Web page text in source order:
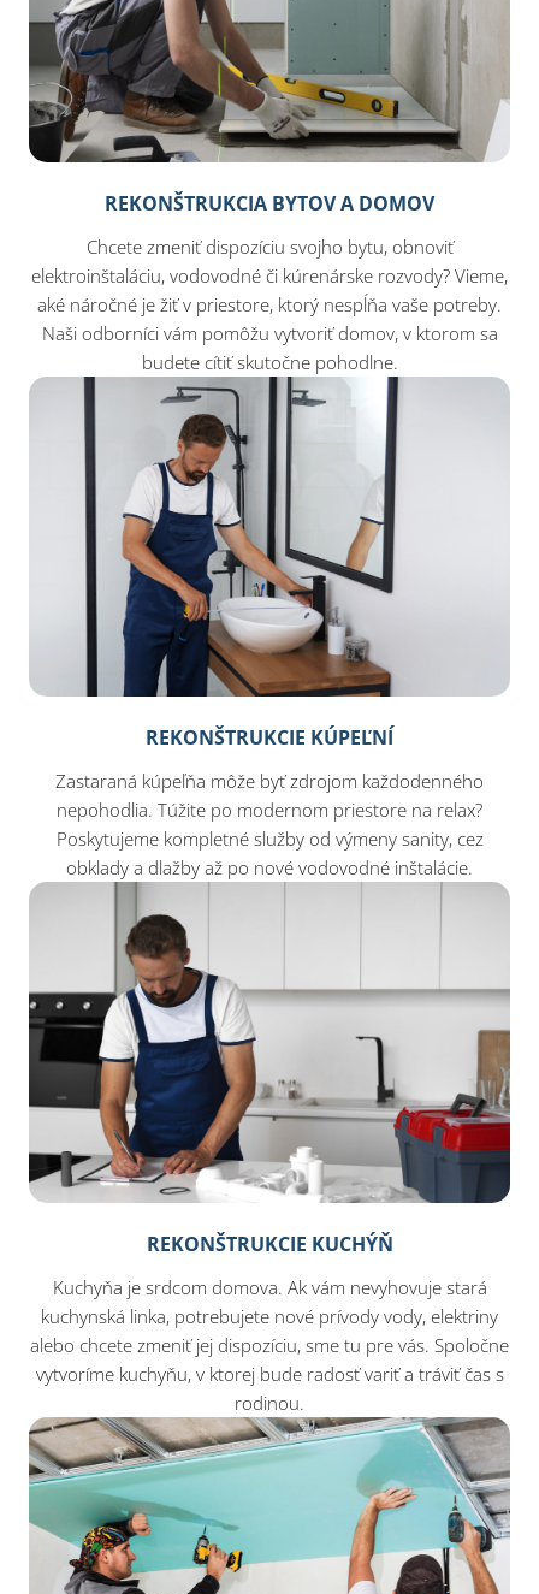
REKONŠTRUKCIA BYTOV A DOMOV
Chcete zmeniť dispozíciu svojho bytu, obnoviť
elektroinštaláciu, vodovodné či kúrenárske rozvody? Vieme,
aké náročné je žiť v priestore, ktorý nespĺňa vaše potreby.
Naši odborníci vám pomôžu vytvoriť domov, v ktorom sa
budete cítiť skutočne pohodlne.
REKONŠTRUKCIE KÚPEĽNÍ
Zastaraná kúpeľňa môže byť zdrojom každodenného
nepohodlia. Túžite po modernom priestore na relax?
Poskytujeme kompletné služby od výmeny sanity, cez
obklady a dlažby až po nové vodovodné inštalácie.
REKONŠTRUKCIE KUCHÝŇ
Kuchyňa je srdcom domova. Ak vám nevyhovuje stará
kuchynská linka, potrebujete nové prívody vody, elektriny
alebo chcete zmeniť jej dispozíciu, sme tu pre vás. Spoločne
vytvoríme kuchyňu, v ktorej bude radosť variť a tráviť čas s
rodinou.